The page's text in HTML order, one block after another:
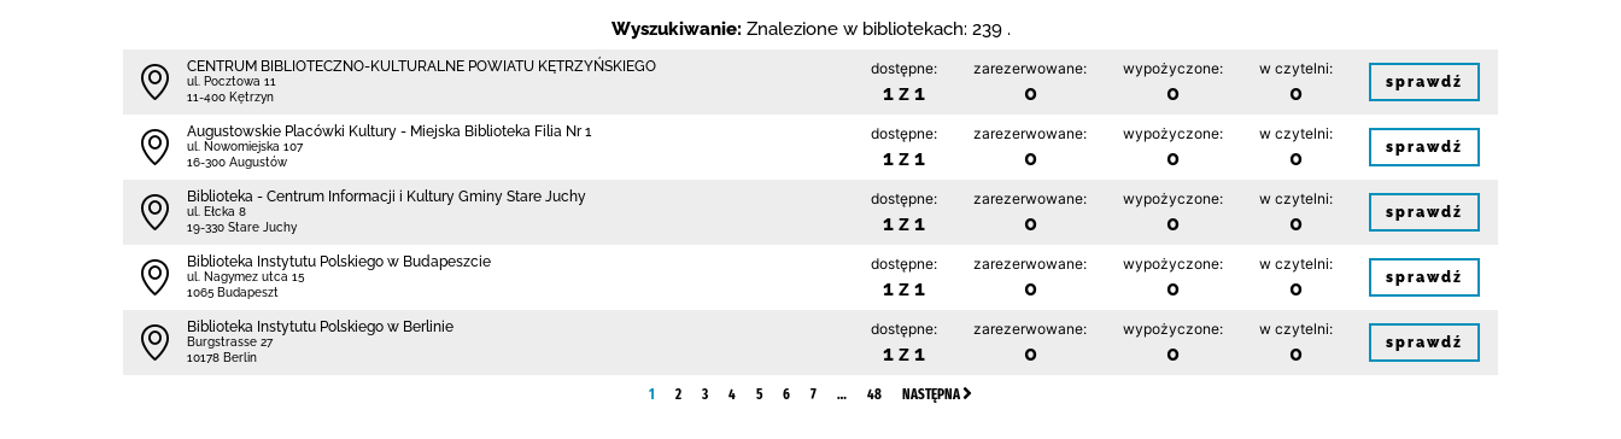
Wyszukiwanie: Znalezione w bibliotekach: 239 .
CENTRUM BIBLIOTECZNO-KULTURALNE POWIATU KĘTRZYŃSKIEGO
ul. Pocztowa 11
11-400 Kętrzyn
dostępne:
1 z 1
zarezerwowane:
0
wypożyczone:
0
w czytelni:
0 sprawdź
Augustowskie Placówki Kultury - Miejska Biblioteka Filia Nr 1
ul. Nowomiejska 107
16-300 Augustów
dostępne:
1 z 1
zarezerwowane:
0
wypożyczone:
0
w czytelni:
0 sprawdź
Biblioteka - Centrum Informacji i Kultury Gminy Stare Juchy
ul. Ełcka 8
19-330 Stare Juchy
dostępne:
1 z 1
zarezerwowane:
0
wypożyczone:
0
w czytelni:
0 sprawdź
Biblioteka Instytutu Polskiego w Budapeszcie
ul. Nagymez utca 15
1065 Budapeszt
dostępne:
1 z 1
zarezerwowane:
0
wypożyczone:
0
w czytelni:
0 sprawdź
Biblioteka Instytutu Polskiego w Berlinie
Burgstrasse 27
10178 Berlin
dostępne:
1 z 1
zarezerwowane:
0
wypożyczone:
0
w czytelni:
0 sprawdź
1 2 3 4 5 6 7 … 48 NASTĘPNA